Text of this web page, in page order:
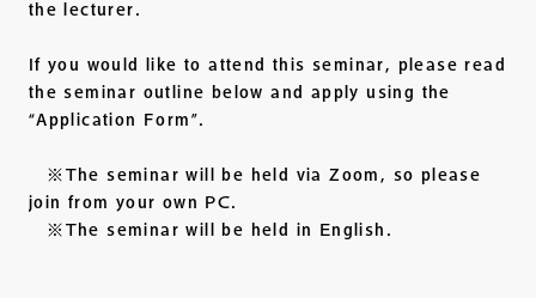
the lecturer.
If you would like to attend this seminar, please read
the seminar outline below and apply using the
“Application Form”.
※The seminar will be held via Zoom, so please
join from your own PC.
※The seminar will be held in English.